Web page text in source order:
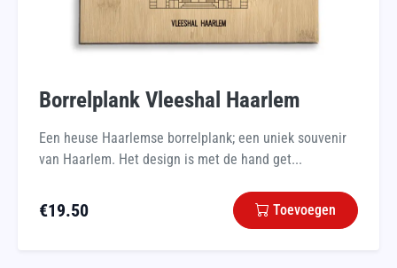
Borrelplank Vleeshal Haarlem
Een heuse Haarlemse borrelplank; een uniek souvenir
van Haarlem. Het design is met de hand get...
€19.50 Toevoegen